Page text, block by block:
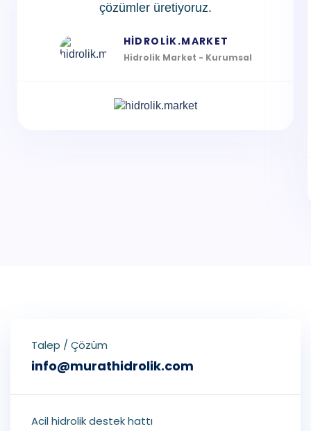
çözümler üretiyoruz.
HIDROLIK.MARKET
Hidrolik Market - Kurumsal
Talep / Çözüm
info@murathidrolik.com
Acil hidrolik destek hattı